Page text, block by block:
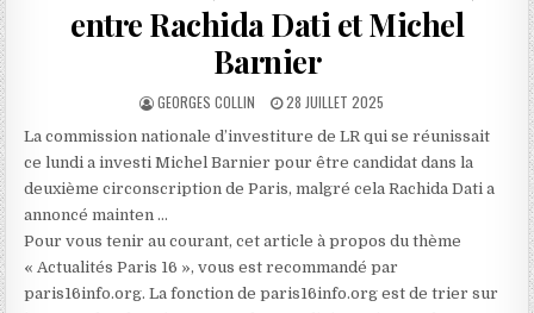
entre Rachida Dati et Michel
Barnier
AUTHOR:
GEORGES COLLIN
PUBLISHED
28 JUILLET 2025
La commission nationale d’investiture de LR qui se réunissait
ce lundi a investi Michel Barnier pour être candidat dans la
deuxième circonscription de Paris, malgré cela Rachida Dati a
annoncé mainten …
Pour vous tenir au courant, cet article à propos du thème
« Actualités Paris 16 », vous est recommandé par
paris16info.org. La fonction de paris16info.org est de trier sur